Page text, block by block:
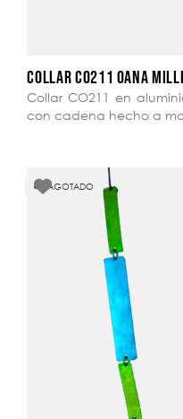
COLLAR CO211 OANA
Collar CO211 en
con cadena hecho a
AGOTADO